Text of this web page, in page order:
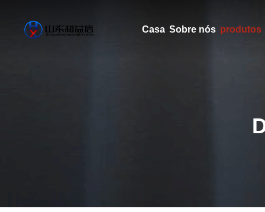
Casa Sobre nós produtos